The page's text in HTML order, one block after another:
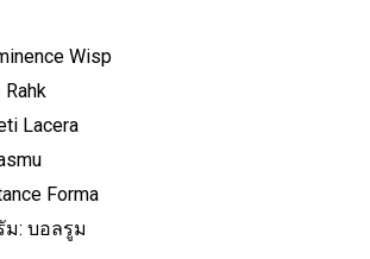
Wisp
Lacera
Forma
: บอลรูม